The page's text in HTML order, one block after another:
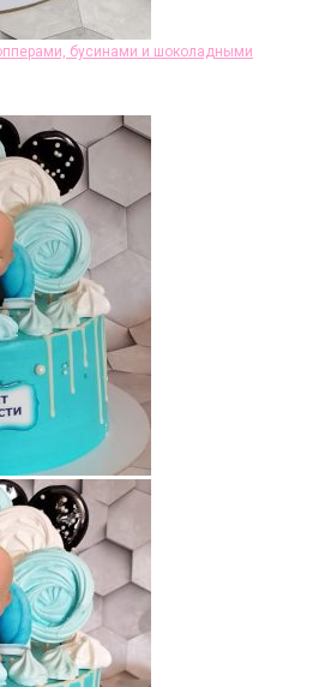
бусинами и шоколадными